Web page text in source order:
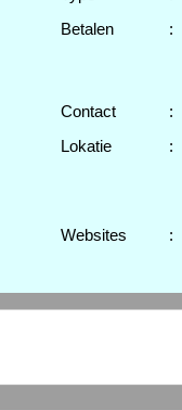
Betalen
:
Contact
:
Lokatie
:
Websites :